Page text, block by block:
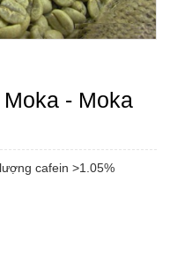
- Moka
cafein >1.05%